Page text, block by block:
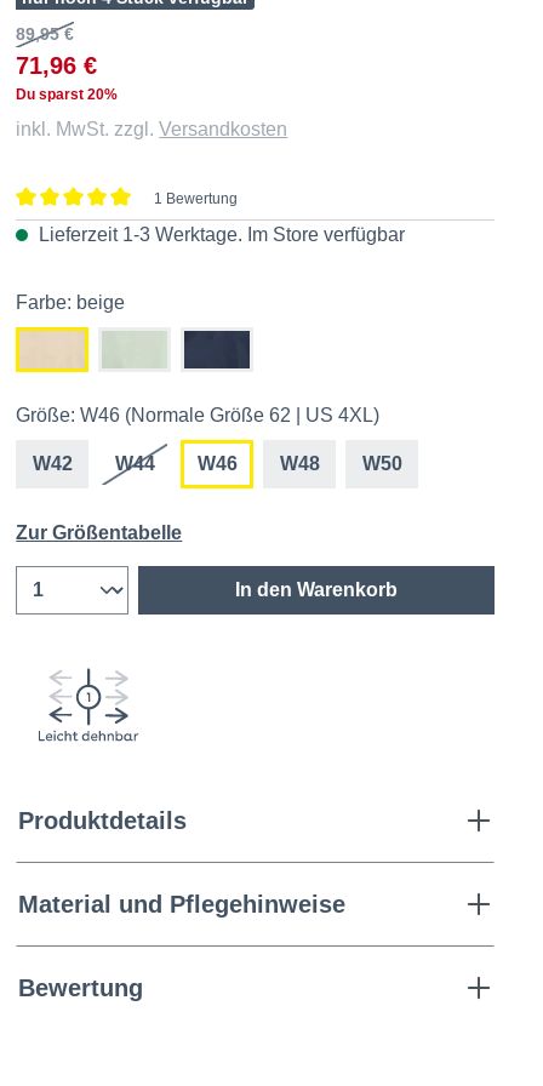
89,95 €
71,96 €
Du sparst 20%
inkl. MwSt. zzgl.Versandkosten
Durchschnittliche Bewertung von 5 von 5 Sternen
1 Bewertung
Lieferzeit 1-3 Werktage. Im Store verfügbar
Farbe: beige
Größe: W46 (Normale Größe 62 | US 4XL)
W42 W44 W46 W48 W50
Zur Größentabelle
In den Warenkorb
Produktdetails
Material und Pflegehinweise
Bewertung